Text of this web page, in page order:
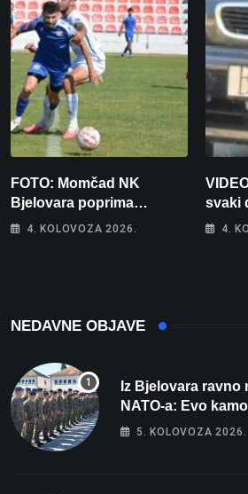
FOTO: Momčad NK
Bjelovara poprima
jesenski izgled
4. KOLOVOZA 2026.
svaki
auto4.
NEDAVNE OBJAVE
Iz Bjelovara
NATO-a: Evo
vojnika i 6 vojnikinja
5. KOLOVOZA 2026.